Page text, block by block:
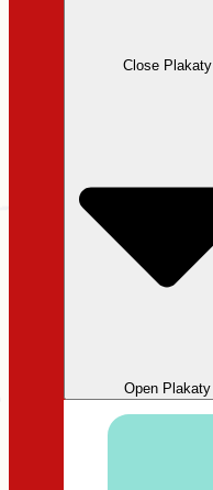
Close Plakaty
Open Plakaty